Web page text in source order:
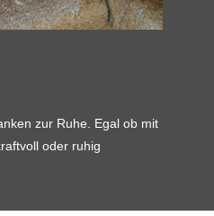
zur Ruhe. Egal ob mit
oder ruhig